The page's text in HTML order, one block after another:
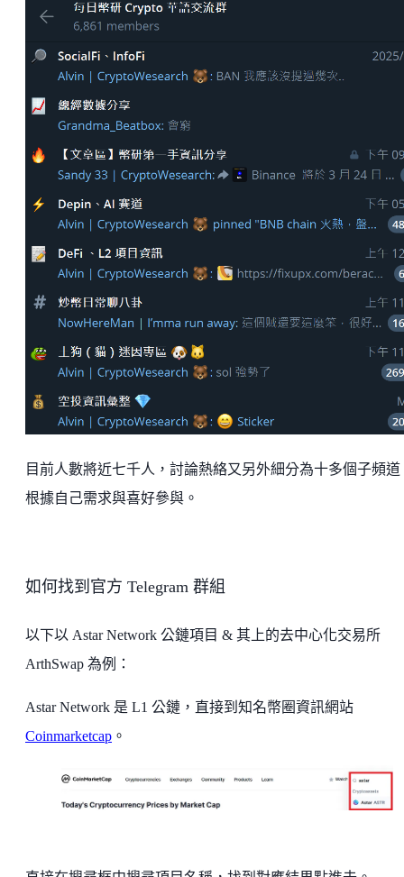
目前人數將近七千人，討論熱絡又另外細分為十多個子頻道
根據自己需求與喜好參與。
如何找到官方 Telegram 群組
以下以 Astar Network 公鏈項目 & 其上的去中心化交易所
ArthSwap 為例：
Astar Network 是 L1 公鏈，直接到知名幣圈資訊網站
Coinmarketcap 。